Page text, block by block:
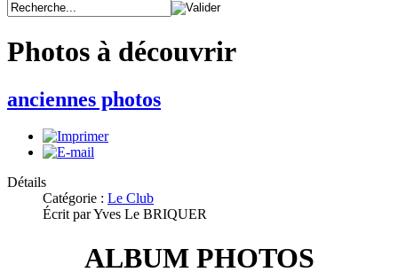
Photos à découvrir
anciennes photos
Détails
Catégorie : Le Club
Écrit par Yves Le BRIQUER
ALBUM PHOTOS